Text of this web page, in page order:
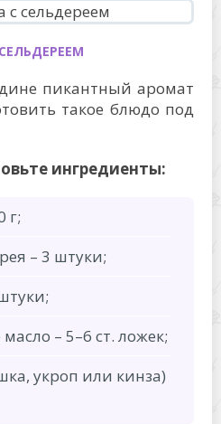
пикантный аромат
такое блюдо под
ингредиенты:
г;
– 3 штуки;
– 5–6 ст. ложек;
укроп или кинза)